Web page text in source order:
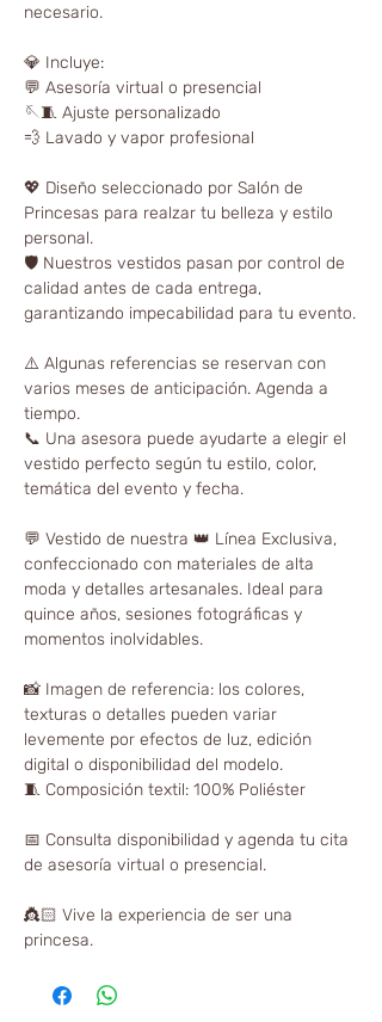
necesario.
💎 Incluye:
💬 Asesoría virtual o presencial
🪡🧵 Ajuste personalizado
💨 Lavado y vapor profesional
💖 Diseño seleccionado por Salón de
Princesas para realzar tu belleza y estilo
personal.
🛡️ Nuestros vestidos pasan por control de
calidad antes de cada entrega,
garantizando impecabilidad para tu evento.
⚠️ Algunas referencias se reservan con
varios meses de anticipación. Agenda a
tiempo.
📞 Una asesora puede ayudarte a elegir el
vestido perfecto según tu estilo, color,
temática del evento y fecha.
💬 Vestido de nuestra 👑 Línea Exclusiva,
confeccionado con materiales de alta
moda y detalles artesanales. Ideal para
quince años, sesiones fotográficas y
momentos inolvidables.
📸 Imagen de referencia: los colores,
texturas o detalles pueden variar
levemente por efectos de luz, edición
digital o disponibilidad del modelo.
🧵 Composición textil: 100% Poliéster
📅 Consulta disponibilidad y agenda tu cita
de asesoría virtual o presencial.
👸🏻 Vive la experiencia de ser una
princesa.